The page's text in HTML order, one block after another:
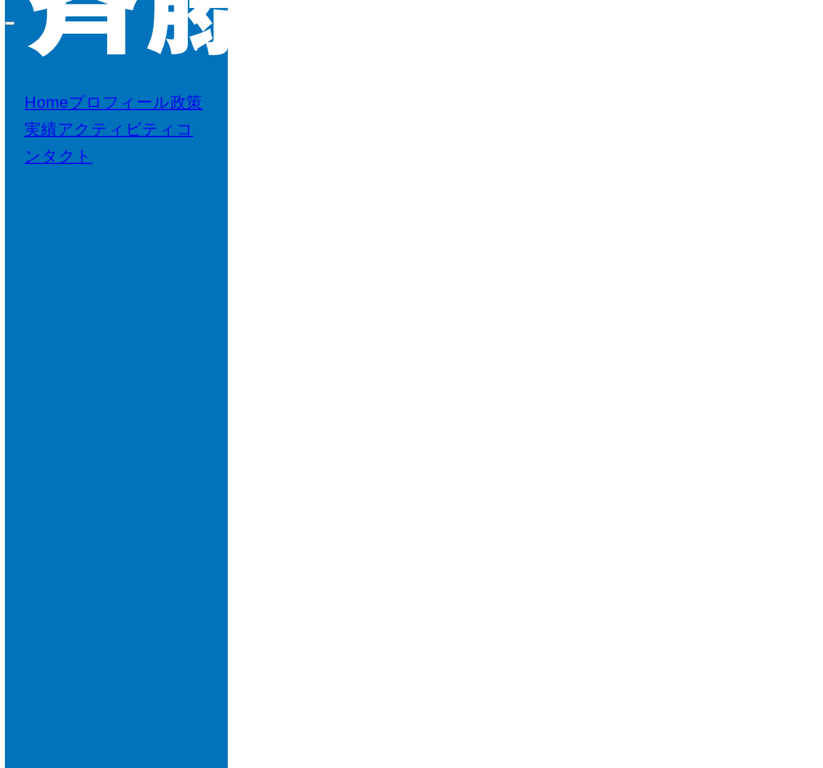
Homeプロフィール政策
実績アクティビティ コ
ンタクト